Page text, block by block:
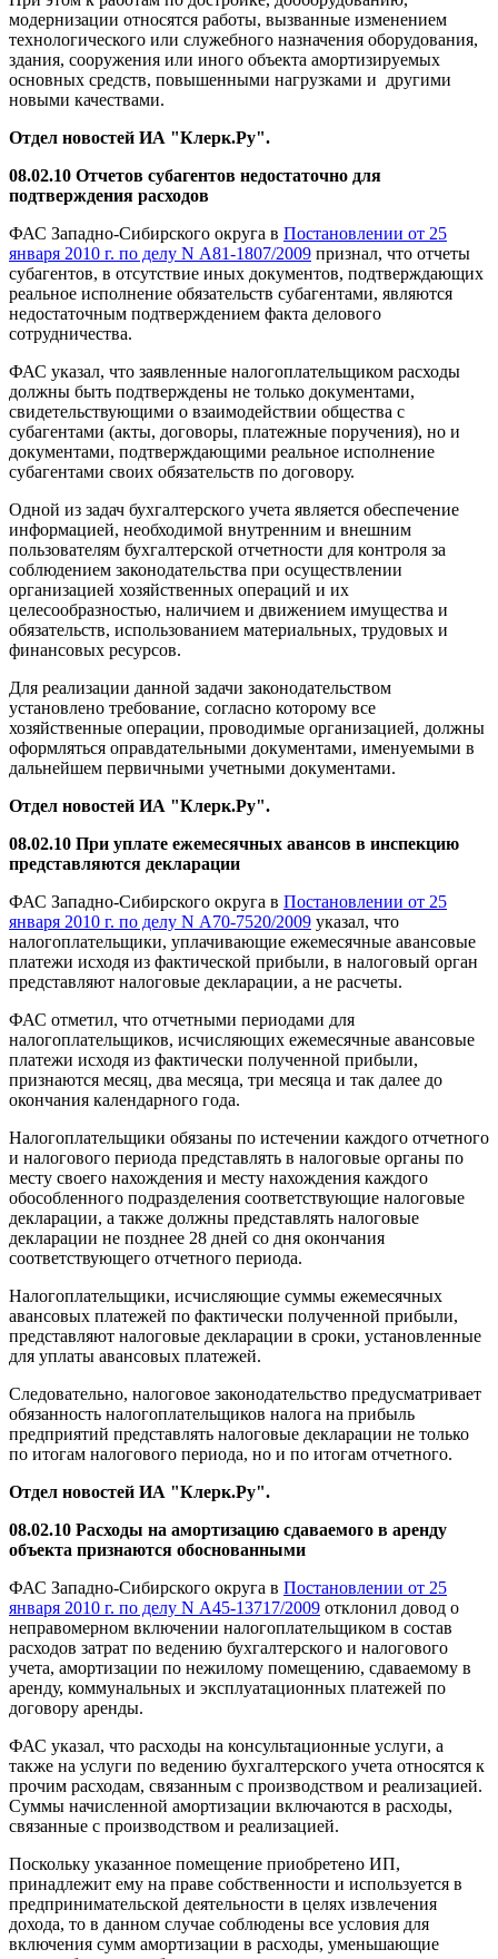
модернизации относятся работы, вызванные изменением
технологического или служебного назначения оборудования,
здания, сооружения или иного объекта амортизируемых
основных средств, повышенными нагрузками и другими
новыми качествами.
Отдел новостей ИА "Клерк.Ру".
08.02.10 Отчетов субагентов недостаточно для
подтверждения расходов
ФАС Западно-Сибирского округа в Постановлении от 25
января 2010 г. по делу N А81-1807/2009 признал, что отчеты
субагентов, в отсутствие иных документов, подтверждающих
реальное исполнение обязательств субагентами, являются
недостаточным подтверждением факта делового
сотрудничества.
ФАС указал, что заявленные налогоплательщиком расходы
должны быть подтверждены не только документами,
свидетельствующими о взаимодействии общества с
субагентами (акты, договоры, платежные поручения), но и
документами, подтверждающими реальное исполнение
субагентами своих обязательств по договору.
Одной из задач бухгалтерского учета является обеспечение
информацией, необходимой внутренним и внешним
пользователям бухгалтерской отчетности для контроля за
соблюдением законодательства при осуществлении
организацией хозяйственных операций и их
целесообразностью, наличием и движением имущества и
обязательств, использованием материальных, трудовых и
финансовых ресурсов.
Для реализации данной задачи законодательством
установлено требование, согласно которому все
хозяйственные операции, проводимые организацией, должны
оформляться оправдательными документами, именуемыми в
дальнейшем первичными учетными документами.
Отдел новостей ИА "Клерк.Ру".
08.02.10 При уплате ежемесячных авансов в инспекцию
представляются декларации
ФАС Западно-Сибирского округа в Постановлении от 25
января 2010 г. по делу N А70-7520/2009 указал, что
налогоплательщики, уплачивающие ежемесячные авансовые
платежи исходя из фактической прибыли, в налоговый орган
представляют налоговые декларации, а не расчеты.
ФАС отметил, что отчетными периодами для
налогоплательщиков, исчисляющих ежемесячные авансовые
платежи исходя из фактически полученной прибыли,
признаются месяц, два месяца, три месяца и так далее до
окончания календарного года.
Налогоплательщики обязаны по истечении каждого отчетного
и налогового периода представлять в налоговые органы по
месту своего нахождения и месту нахождения каждого
обособленного подразделения соответствующие налоговые
декларации, а также должны представлять налоговые
декларации не позднее 28 дней со дня окончания
соответствующего отчетного периода.
Налогоплательщики, исчисляющие суммы ежемесячных
авансовых платежей по фактически полученной прибыли,
представляют налоговые декларации в сроки, установленные
для уплаты авансовых платежей.
Следовательно, налоговое законодательство предусматривает
обязанность налогоплательщиков налога на прибыль
предприятий представлять налоговые декларации не только
по итогам налогового периода, но и по итогам отчетного.
Отдел новостей ИА "Клерк.Ру".
08.02.10 Расходы на амортизацию сдаваемого в аренду
объекта признаются обоснованными
ФАС Западно-Сибирского округа в Постановлении от 25
января 2010 г. по делу N А45-13717/2009 отклонил довод о
неправомерном включении налогоплательщиком в состав
расходов затрат по ведению бухгалтерского и налогового
учета, амортизации по нежилому помещению, сдаваемому в
аренду, коммунальных и эксплуатационных платежей по
договору аренды.
ФАС указал, что расходы на консультационные услуги, а
также на услуги по ведению бухгалтерского учета относятся к
прочим расходам, связанным с производством и реализацией.
Суммы начисленной амортизации включаются в расходы,
связанные с производством и реализацией.
Поскольку указанное помещение приобретено ИП,
принадлежит ему на праве собственности и используется в
предпринимательской деятельности в целях извлечения
дохода, то в данном случае соблюдены все условия для
включения сумм амортизации в расходы, уменьшающие